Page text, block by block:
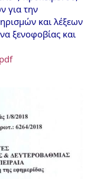
για την
και λέξεων
ξενοφοβίας και